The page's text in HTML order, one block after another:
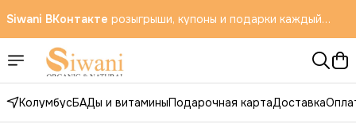
Siwani ВКонтакте розыгрыши, купоны и подарки каждый
Бесплатная доставка по всей России в ПВЗ OZON
КолумбусБАДы и витаминыПодарочная картаДоставка